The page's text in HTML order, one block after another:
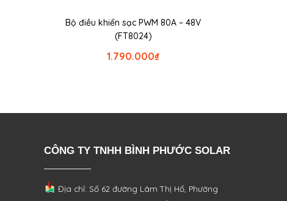
Bộ điều khiển sạc PWM 80A – 48V
(FT8024)
₫
1.790.000
CÔNG TY TNHH BÌNH PHƯỚC SOLAR
Địa chỉ: Số 62 đường Lâm Thị Hố, Phường